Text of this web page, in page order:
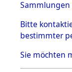
5.3.1
zu
en
5.3.2
Bitte
bestimmter
Sie möchten